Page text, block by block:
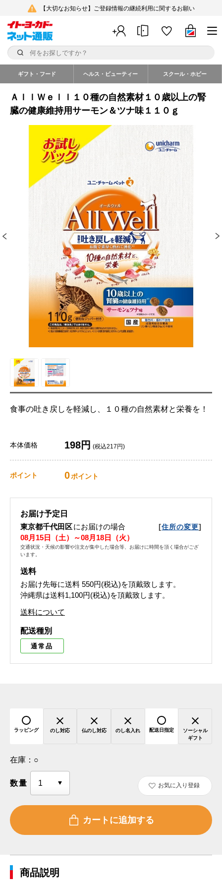
【大切なお知らせ】ご登録情報の継続利用に関するお願い
ギフト・フード ヘルス・ビューティー スクール・ホビー
ＡｌｌＷｅｌｌ１０種の自然素材１０歳以上の腎
臓の健康維持用サーモン＆ツナ味１１０ｇ
食事の吐き戻しを軽減し、１０種の自然素材と栄養を！
本体価格 198円 (税込217円)
ポイント 0ポイント
お届け予定日
東京都千代田区にお届けの場合 [住所の変更]
08月15日（土）～08月18日（火）
交通状況・天候の影響や注文が集中した場合等、お届けに時間を頂く場合がござ
います。
送料
お届け先毎に送料 550円(税込)を頂戴致します。
沖縄県は送料1,100円(税込)を頂戴致します。
送料について
配送種別
通常品
ラッピング のし対応 仏のし対応 のし名入れ 配送日指定
ソーシャル
ギフト
在庫： ○
数量 お気に入り登録
商品説明